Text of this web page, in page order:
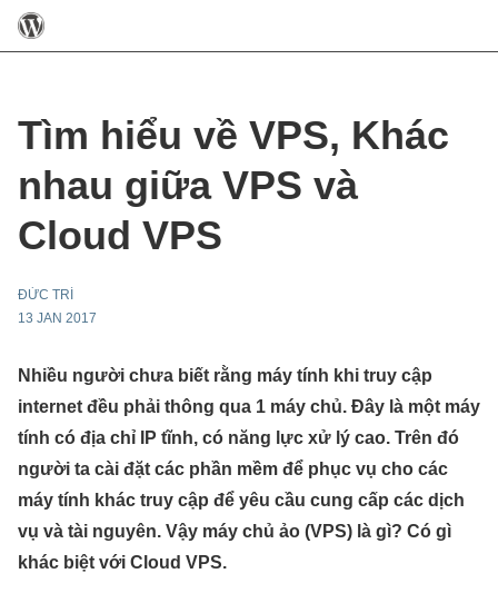
Tìm hiểu về VPS, Khác
nhau giữa VPS và
Cloud VPS
ĐỨC TRÍ
13 JAN 2017
Nhiều người chưa biết rằng máy tính khi truy cập
internet đều phải thông qua 1 máy chủ. Đây là một máy
tính có địa chỉ IP tĩnh, có năng lực xử lý cao. Trên đó
người ta cài đặt các phần mềm để phục vụ cho các
máy tính khác truy cập để yêu cầu cung cấp các dịch
vụ và tài nguyên. Vậy máy chủ ảo (VPS) là gì? Có gì
khác biệt với Cloud VPS.